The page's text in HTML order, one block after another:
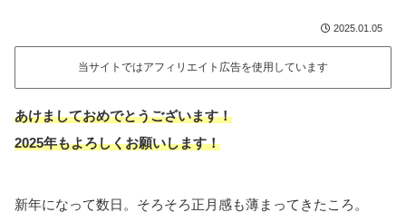
2025.01.05
当サイトではアフィリエイト広告を使用しています
あけましておめでとうございます！
2025年もよろしくお願いします！
新年になって数日。そろそろ正月感も薄まってきたころ。